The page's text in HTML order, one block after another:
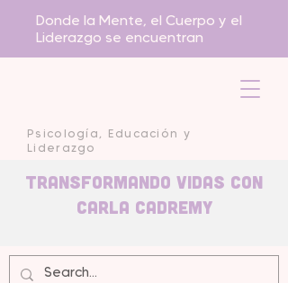
Psicología, Educación y
Liderazgo
Donde la Mente, el Cuerpo y el
Liderazgo se encuentran
Transformando Vidas con
carla Cadremy